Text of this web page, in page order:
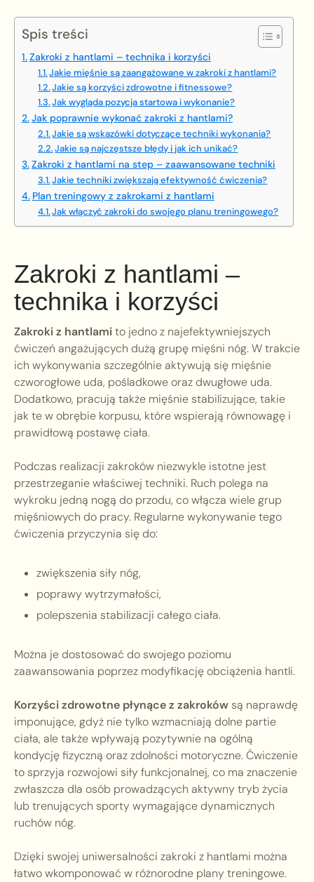
Spis treści
Zakroki z hantlami – technika i korzyści
Jakie mięśnie są zaangażowane w zakroki z hantlami?
Jakie są korzyści zdrowotne i fitnessowe?
Jak wygląda pozycja startowa i wykonanie?
Jak poprawnie wykonać zakroki z hantlami?
Jakie są wskazówki dotyczące techniki wykonania?
Jakie są najczęstsze błędy i jak ich unikać?
Zakroki z hantlami na step – zaawansowane techniki
Jakie techniki zwiększają efektywność ćwiczenia?
Plan treningowy z zakrokami z hantlami
Jak włączyć zakroki do swojego planu treningowego?
Zakroki z hantlami –
technika i korzyści
Zakroki z hantlamito jedno z najefektywniejszych
ćwiczeń angażujących dużą grupę mięśni nóg. W trakcie
ich wykonywania szczególnie aktywują się mięśnie
czworogłowe uda, pośladkowe oraz dwugłowe uda.
Dodatkowo, pracują także mięśnie stabilizujące, takie
jak te w obrębie korpusu, które wspierają równowagę i
prawidłową postawę ciała.
Podczas realizacji zakroków niezwykle istotne jest
przestrzeganie właściwej techniki. Ruch polega na
wykroku jedną nogą do przodu, co włącza wiele grup
mięśniowych do pracy. Regularne wykonywanie tego
ćwiczenia przyczynia się do:
zwiększenia siły nóg,
poprawy wytrzymałości,
polepszenia stabilizacji całego ciała.
Można je dostosować do swojego poziomu
zaawansowania poprzez modyfikację obciążenia hantli.
Korzyści zdrowotne płynące z zakroków są naprawdę
imponujące, gdyż nie tylko wzmacniają dolne partie
ciała, ale także wpływają pozytywnie na ogólną
kondycję fizyczną oraz zdolności motoryczne. Ćwiczenie
to sprzyja rozwojowi siły funkcjonalnej, co ma znaczenie
zwłaszcza dla osób prowadzących aktywny tryb życia
lub trenujących sporty wymagające dynamicznych
ruchów nóg.
Dzięki swojej uniwersalności zakroki z hantlami można
łatwo wkomponować w różnorodne plany treningowe.